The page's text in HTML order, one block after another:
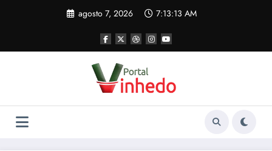
agosto 7, 2026 7:13:14 AM